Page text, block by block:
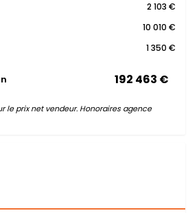
2 103 €
10 010 €
1 350 €
192 463 €
le prix net vendeur. Honoraires agence